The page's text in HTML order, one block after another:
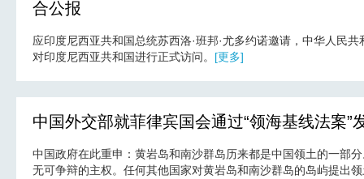
合公报
应印度尼西亚共和国总统苏西洛·班邦·尤多约诺邀请，中华人民
对印度尼西亚共和国进行正式访问。 [更多]
中国外交部就菲律宾国会通过“领海基线法案”
中国政府在此重申：黄岩岛和南沙群岛历来都是中国领土的一部
无可争辩的主权。任何其他国家对黄岩岛和南沙群岛的岛屿提出